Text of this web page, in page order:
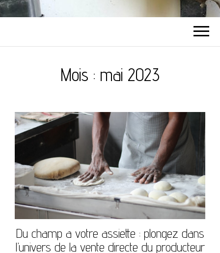
PAPUANUM
Blog paysagiste
Mois : mai 2023
Du champ a votre assiette : plongez dans
l’univers de la vente directe du producteur